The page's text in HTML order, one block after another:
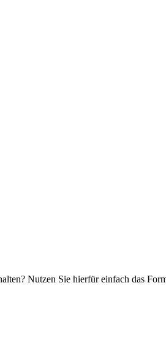
Nutzen Sie hierfür einfach das